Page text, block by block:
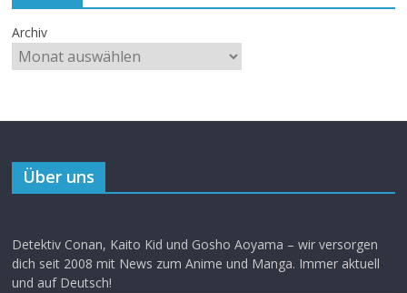
Archiv
Über uns
Detektiv Conan, Kaito Kid und Gosho Aoyama – wir versorgen
dich seit 2008 mit News zum Anime und Manga. Immer aktuell
und auf Deutsch!